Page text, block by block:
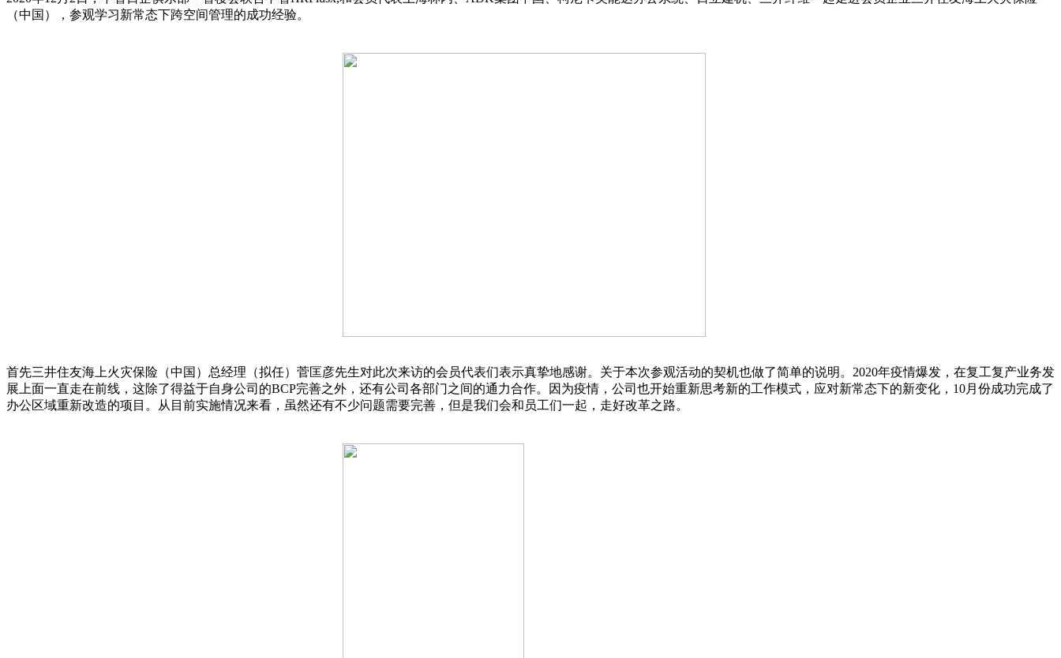
（中国），参观学习新常态下跨空间管理的成功经验。
首先三井住友海上火灾保险（中国）总经理（拟任）菅匡彦先生对此次来访的会员代表们表示真挚地感谢。关于本次参观活动的契机也做了简单的说明。2020年疫情爆发，在复工复产业务发
展上面一直走在前线，这除了得益于自身公司的BCP完善之外，还有公司各部门之间的通力合作。因为疫情，公司也开始重新思考新的工作模式，应对新常态下的新变化，10月份成功完成了
办公区域重新改造的项目。从目前实施情况来看，虽然还有不少问题需要完善，但是我们会和员工们一起，走好改革之路。